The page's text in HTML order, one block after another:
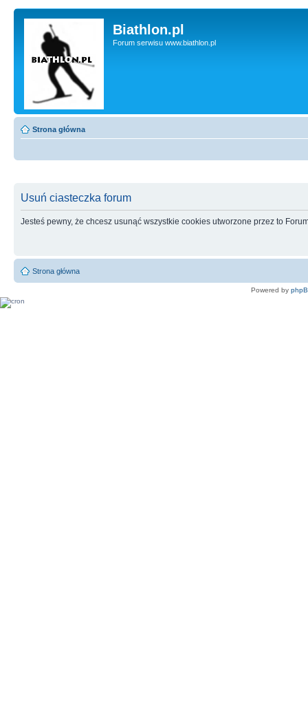
Biathlon.pl
Forum serwisu www.biathlon.pl
Strona główna
Usuń ciasteczka forum
Jesteś pewny, że chcesz usunąć wszystkie cookies utworzone przez to
Strona główna
Powered by